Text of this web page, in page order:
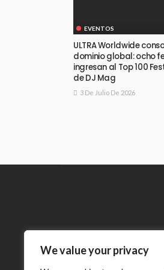
We value your privacy
EVENTOS
ULTRA Worldwide
dominio global: ocho
ingresan al Top 100
de DJ Mag
3 De Julio De 2026